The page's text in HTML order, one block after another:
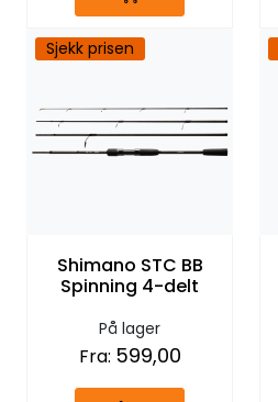
Sjekk prisen
Shimano STC BB
Spinning 4-delt
På lager
Fra: 599,00